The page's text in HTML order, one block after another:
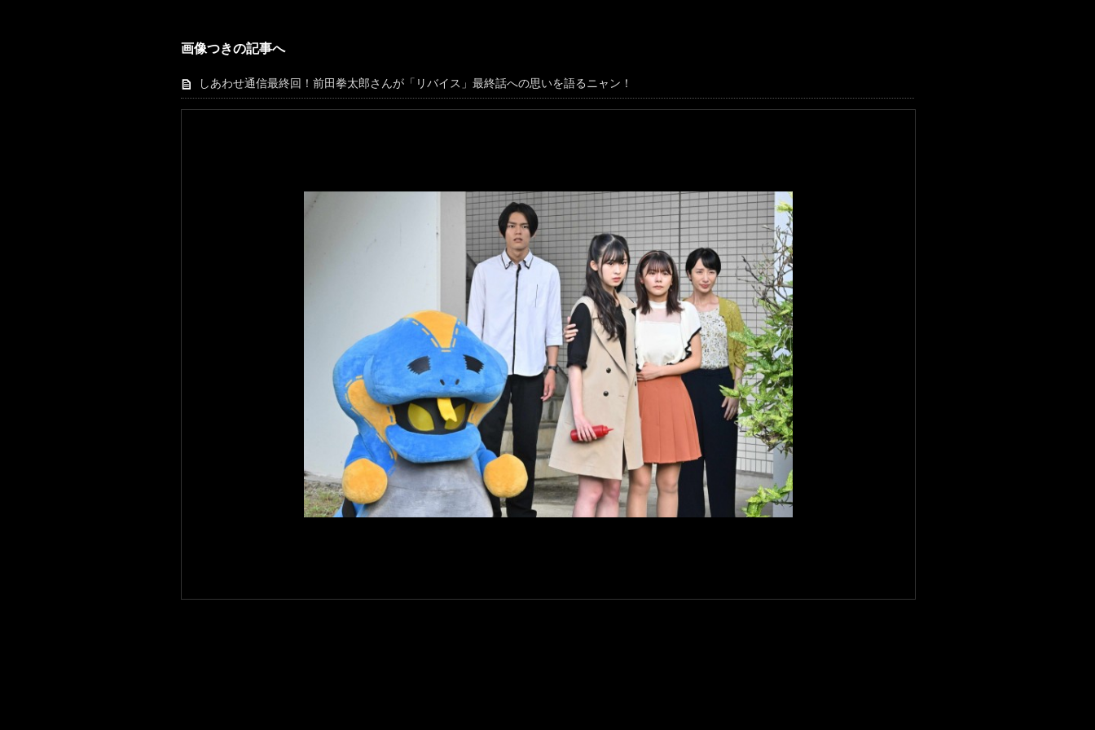
画像つきの記事へ
しあわせ通信最終回！前田拳太郎さんが「リバイス」最終話への思いを語るニャン！